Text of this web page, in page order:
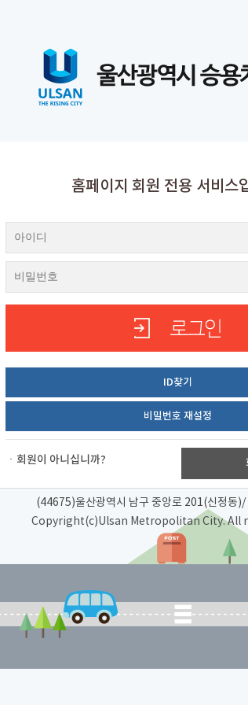
홈페이지 회원 전용 서비스
ID찾기
비밀번호 재설정
ㆍ회원이 아니십니까?
(44675)울산광역시 남구 중앙로 201(신정동)/
Copyright(c)Ulsan Metropolitan City. All